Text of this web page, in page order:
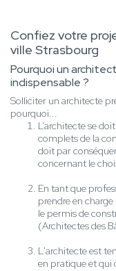
Confiez votre
ville Strasbourg
Pourquoi un
indispensable ?
Solliciter un architecte
pourquoi...
L’architecte se
complets de la
doit par
concernant le
En tant que
prendre en
le permis de
(Architectes des
L'architecte est
en pratique et qui